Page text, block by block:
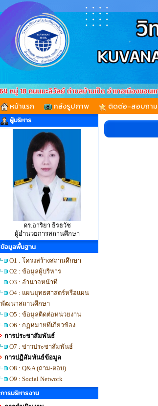
หน้าแรก คลังรูปภาพ ติดต่อ-สอบถาม
ผู้บริหาร
ดร.อาริยา ธีรธวัช
ผู้อำนวยการสถานศึกษา
ข้อมูลพื้นฐาน
O1 : โครงสร้างสถานศึกษา
O2 : ข้อมูลผู้บริหาร
O3 : อำนาจหน้าที่
O4 : แผนยุทธศาสตร์หรือแผน
พัฒนาสถานศึกษา
O5 : ข้อมูลติดต่อหน่วยงาน
O6 : กฏหมายที่เกี่ยวข้อง
การประชาสัมพันธ์
O7 : ข่าวประชาสัมพันธ์
การปฏิสัมพันธ์ข้อมูล
O8 : Q&A (ถาม-ตอบ)
O9 : Social Network
การบริหารงาน